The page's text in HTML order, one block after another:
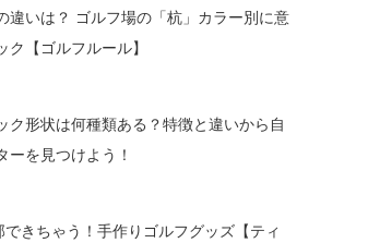
違いは？ ゴルフ場の「杭」カラー別に意
ク【ゴルフルール】
ク形状は何種類ある？特徴と違いから自
ーを見つけよう！
きちゃう！手作りゴルフグッズ【ティ